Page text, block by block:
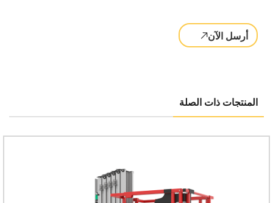
أرسل الآن
المنتجات ذات الصلة